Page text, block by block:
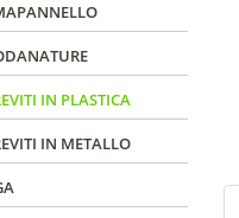
IN PLASTICA
IN METALLO